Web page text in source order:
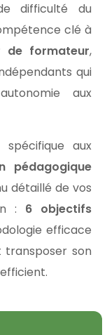
difficulté du
clé à
de formateur,
qui
aux
spécifique aux
pédagogique
détaillé de vos
: 6 objectifs
efficace
son